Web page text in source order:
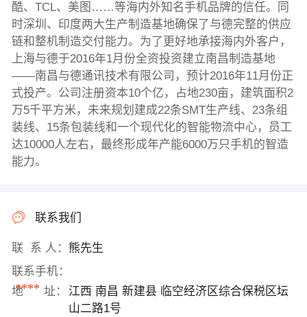
酷、TCL、美图……等海内外知名手机品牌的信任。同
时深圳、印度两大生产制造基地确保了与德完整的供应
链和整机制造交付能力。为了更好地承接海内外客户，
上海与德于2016年1月份全资投资建立南昌制造基地
——南昌与德通讯技术有限公司，预计2016年11月份正
式投产。公司注册资本10个亿，占地230亩，建筑面积2
万5千平方米，未来规划建成22条SMT生产线、23条组
装线、15条包装线和一个现代化的智能物流中心，员工
达10000人左右，最终形成年产能6000万只手机的智造
能力。
联系我们
联 系 人： 熊先生
联系手机：
****
地 址：
江西 南昌 新建县 临空经济区综合保税区坛
山二路1号